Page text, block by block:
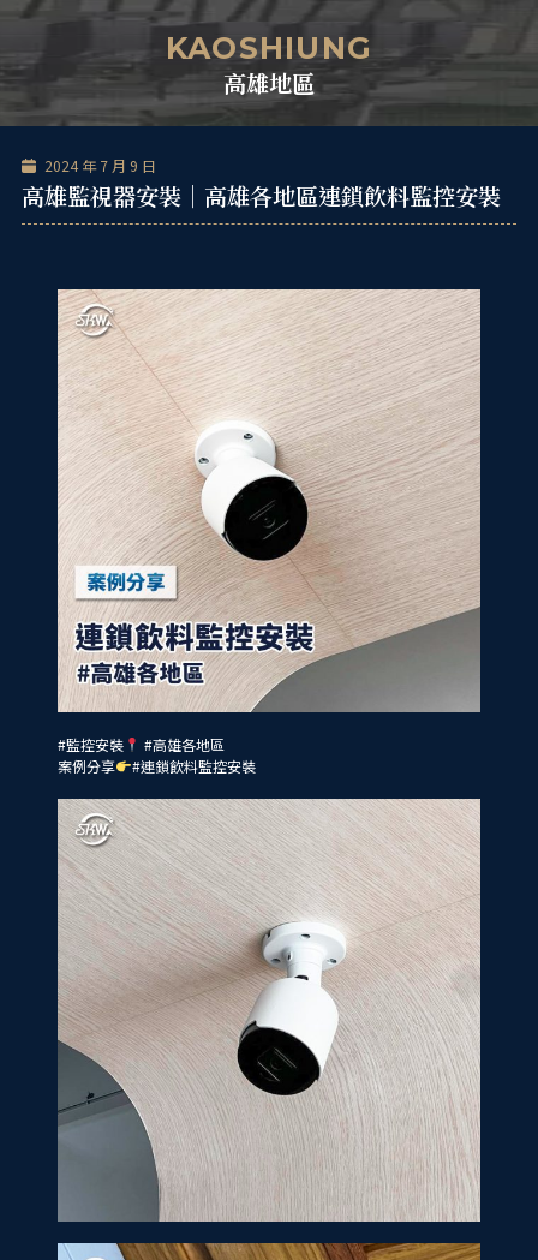
主
要
內
單 KAOSHIUNG
高雄地區
2024 年 7 月 9 日
高雄監視器安裝｜高雄各地區連鎖飲料監控安裝
#監控安裝
#高雄各地區
案例分享
#連鎖飲料監控安裝